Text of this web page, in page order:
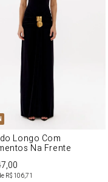
Longo Com
Na Frente
R$ 106,71